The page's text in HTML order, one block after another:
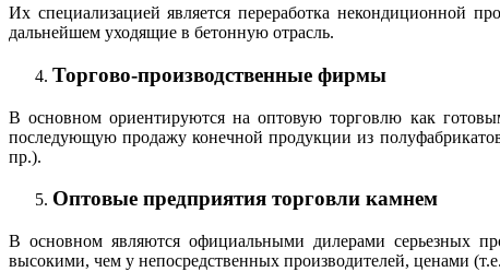
Их специализацией является переработка некондиционной
дальнейшем уходящие в бетонную отрасль.
Торгово-производственные фирмы
В основном ориентируются на оптовую торговлю как
последующую продажу конечной продукции из
пр.).
Оптовые предприятия торговли камнем
В основном являются официальными дилерами серьезных
высокими, чем у непосредственных производителей, ценами (т.е.